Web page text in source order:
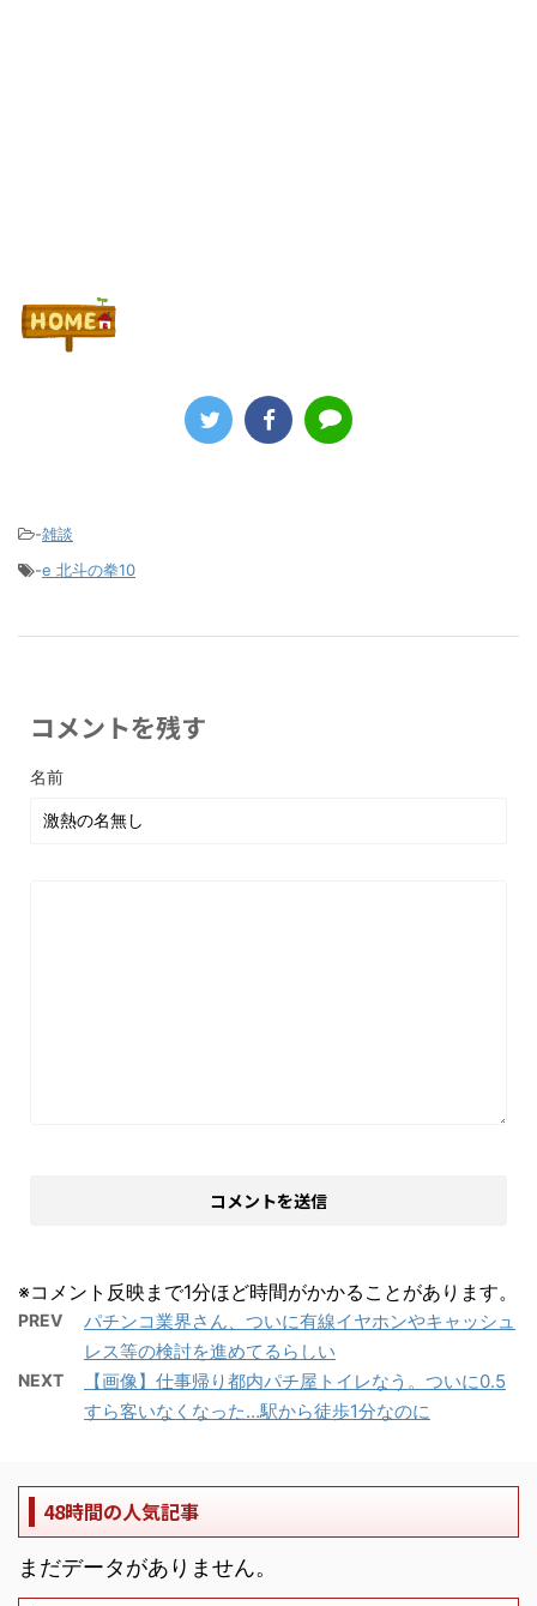
-雑談
-e 北斗の拳10
コメントを残す
名前
※コメント反映まで1分ほど時間がかかることがあります。
PREV
パチンコ業界さん、ついに有線イヤホンやキャッシュ
レス等の検討を進めてるらしい
NEXT
【画像】仕事帰り都内パチ屋トイレなう。ついに0.5
すら客いなくなった…駅から徒歩1分なのに
48時間の人気記事
まだデータがありません。